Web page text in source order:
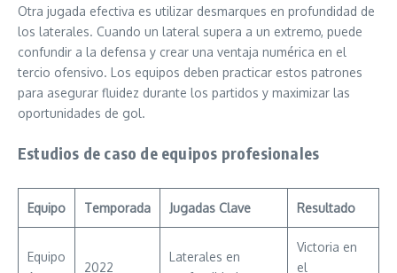
Otra jugada efectiva es utilizar desmarques en profundidad de
los laterales. Cuando un lateral supera a un extremo, puede
confundir a la defensa y crear una ventaja numérica en el
tercio ofensivo. Los equipos deben practicar estos patrones
para asegurar fluidez durante los partidos y maximizar las
oportunidades de gol.
Estudios de caso de equipos profesionales
Equipo Temporada Jugadas Clave Resultado
Equipo
2022
Laterales en
Victoria en
el